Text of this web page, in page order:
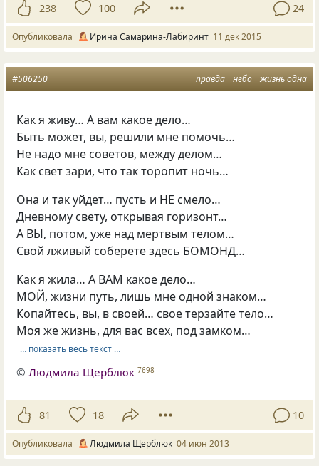
238 100 24
Опубликовала Ирина Самарина-Лабиринт 11 дек 2015
правда небо жизнь одна
#506250
Как я живу… А вам какое дело…
Быть может, вы, решили мне помочь…
Не надо мне советов, между делом…
Как свет зари, что так торопит ночь…
Она и так уйдет… пусть и НЕ смело…
Дневному свету, открывая горизонт…
А ВЫ, потом, уже над мертвым телом…
Свой лживый соберете здесь БОМОНД…
Как я жила… А ВАМ какое дело…
МОЙ, жизни путь, лишь мне одной знаком…
Копайтесь, вы, в своей… свое терзайте тело…
Моя же жизнь, для вас всех, под замком…
… показать весь текст …
©Людмила Щерблюк 7698
81 18 10
Опубликовала Людмила Щерблюк 04 июн 2013